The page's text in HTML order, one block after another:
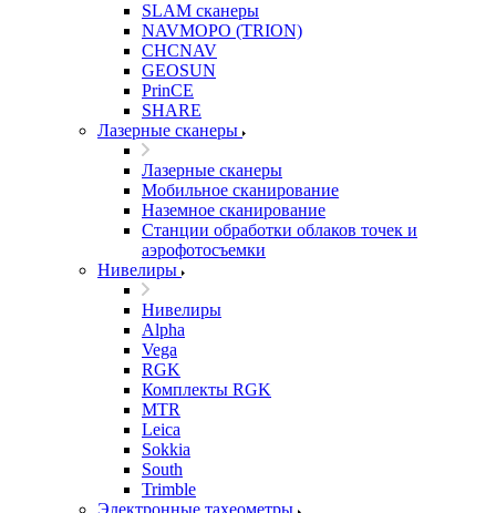
SLAM сканеры
NAVMOPO (TRION)
CHCNAV
GEOSUN
PrinCE
SHARE
Лазерные сканеры
Лазерные сканеры
Мобильное сканирование
Наземное сканирование
Станции обработки облаков точек и
аэрофотосъемки
Нивелиры
Нивелиры
Alpha
Vega
RGK
Комплекты RGK
MTR
Leica
Sokkia
South
Trimble
Электронные тахеометры